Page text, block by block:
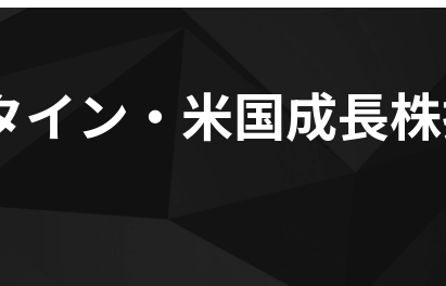
ン・米国成長